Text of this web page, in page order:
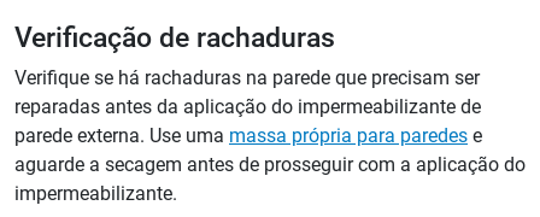
Verificação de rachaduras
Verifique se há rachaduras na parede que precisam ser
reparadas antes da aplicação do impermeabilizante de
parede externa. Use uma massa própria para paredes e
aguarde a secagem antes de prosseguir com a aplicação do
impermeabilizante.